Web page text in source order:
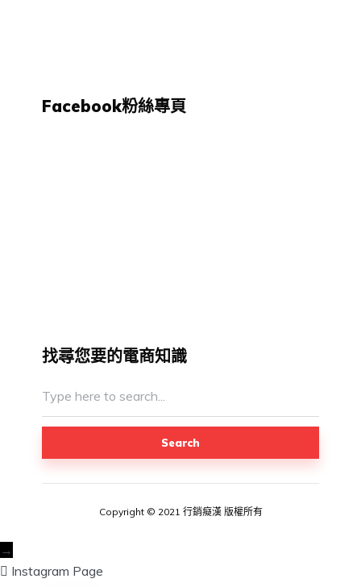
Facebook粉絲專頁
找尋您要的電商知識
Search
Copyright © 2021 行銷癡漢 版權所有
→
Instagram Page